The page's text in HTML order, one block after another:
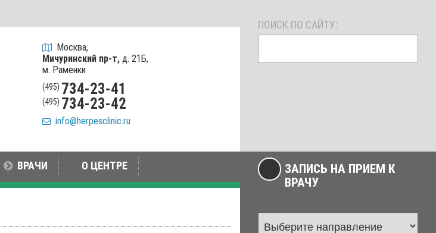
Москва,
Мичуринский пр-т, д. 21Б,
м. Раменки
(495) 734-23-41
(495) 734-23-42
info@herpesclinic.ru
ПОИСК ПО САЙТУ:
ВРАЧИ О ЦЕНТРЕ
ЗАПИСЬ НА ПРИЕМ К
ВРАЧУ